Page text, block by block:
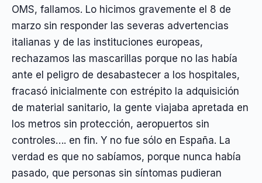
OMS, fallamos. Lo hicimos gravemente el 8 de
marzo sin responder las severas advertencias
italianas y de las instituciones europeas,
rechazamos las mascarillas porque no las había
ante el peligro de desabastecer a los hospitales,
fracasó inicialmente con estrépito la adquisición
de material sanitario, la gente viajaba apretada en
los metros sin protección, aeropuertos sin
controles…. en fin. Y no fue sólo en España. La
verdad es que no sabíamos, porque nunca había
pasado, que personas sin síntomas pudieran